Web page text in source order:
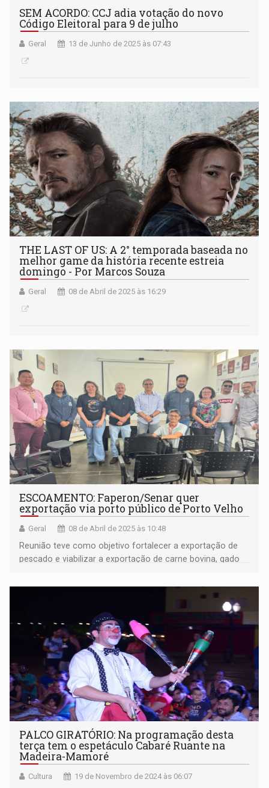
SEM ACORDO: CCJ adia votação do novo
Código Eleitoral para 9 de julho
Geral 13 de Junho de 2025 às 07:43
THE LAST OF US: A 2° temporada baseada no
melhor game da história recente estreia
domingo - Por Marcos Souza
Geral 08 de Abril de 2025 às 16:29
ESCOAMENTO: Faperon/Senar quer
exportação via porto público de Porto Velho
Geral 08 de Abril de 2025 às 10:48
Reunião teve como objetivo fortalecer a exportação de
pescado e viabilizar a exportação de carne bovina, gado
PALCO GIRATÓRIO: Na programação desta
terça tem o espetáculo Cabaré Ruante na
Madeira-Mamoré
Cultura 19 de Novembro de 2024 às 06:07